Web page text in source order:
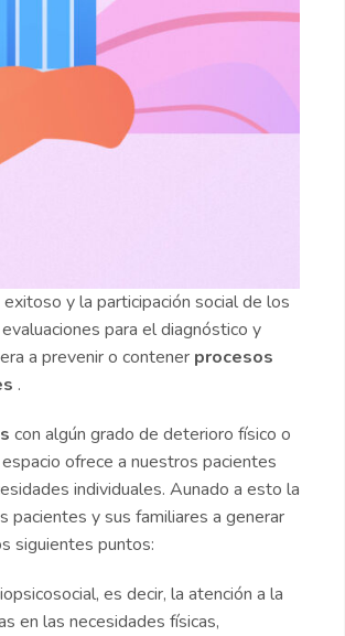
y la participación social de los
para el diagnóstico y
a prevenir o contener procesos
.
con algún grado de deterioro físico o
ofrece a nuestros pacientes
individuales. Aunado a esto la
pacientes y sus familiares a generar
siguientes puntos:
es decir, la atención a la
en las necesidades físicas,